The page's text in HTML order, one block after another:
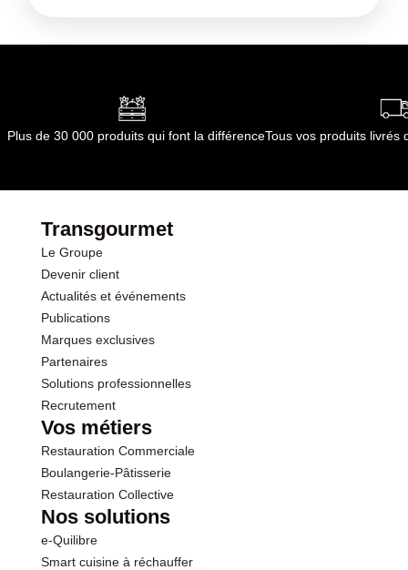
Plus de 30 000 produits qui font la différenceTous vos produits livrés
Transgourmet
Le Groupe
Devenir client
Actualités et événements
Publications
Marques exclusives
Partenaires
Solutions professionnelles
Recrutement
Vos métiers
Restauration Commerciale
Boulangerie-Pâtisserie
Restauration Collective
Nos solutions
e-Quilibre
Smart cuisine à réchauffer